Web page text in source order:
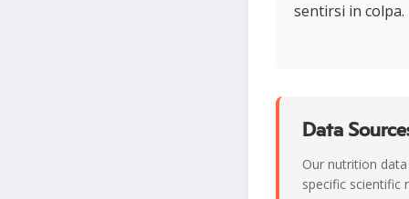
sentirsi in
Data
Our nutrition
specific scientific